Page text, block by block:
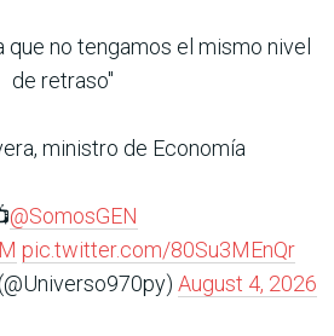
que no tengamos el mismo nivel
de retraso"
ministro de Economía
@SomosGEN
pic.twitter.com/80Su3MEnQr
August 4, 2026